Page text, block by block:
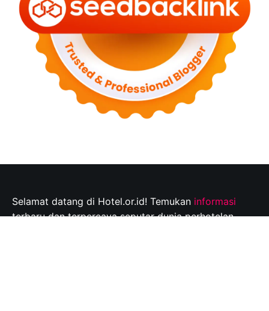
Selamat datang di Hotel.or.id! Temukan informasi
terbaru dan terpercaya seputar dunia perhotelan,